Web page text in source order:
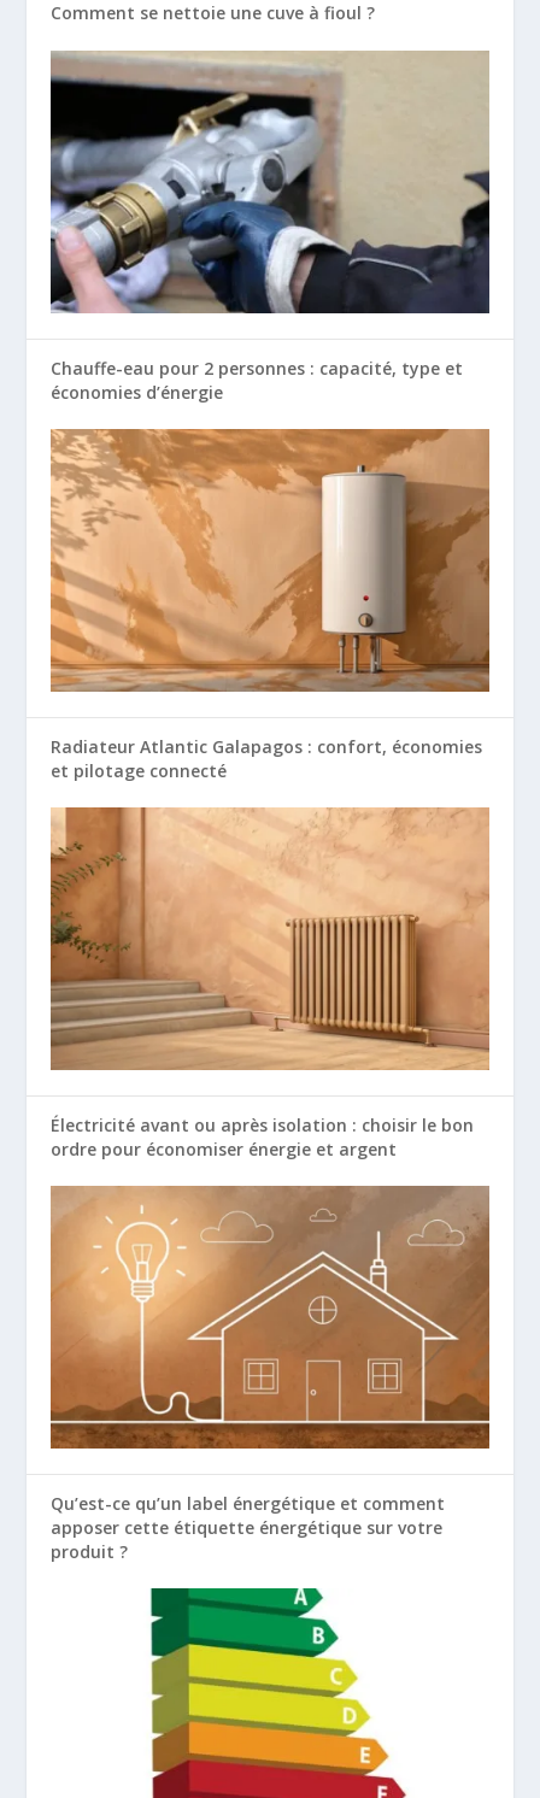
Comment se nettoie une cuve à fioul ?
Chauffe-eau pour 2 personnes : capacité, type et
économies d’énergie
Radiateur Atlantic Galapagos : confort, économies
et pilotage connecté
Électricité avant ou après isolation : choisir le bon
ordre pour économiser énergie et argent
Qu’est-ce qu’un label énergétique et comment
apposer cette étiquette énergétique sur votre
produit ?